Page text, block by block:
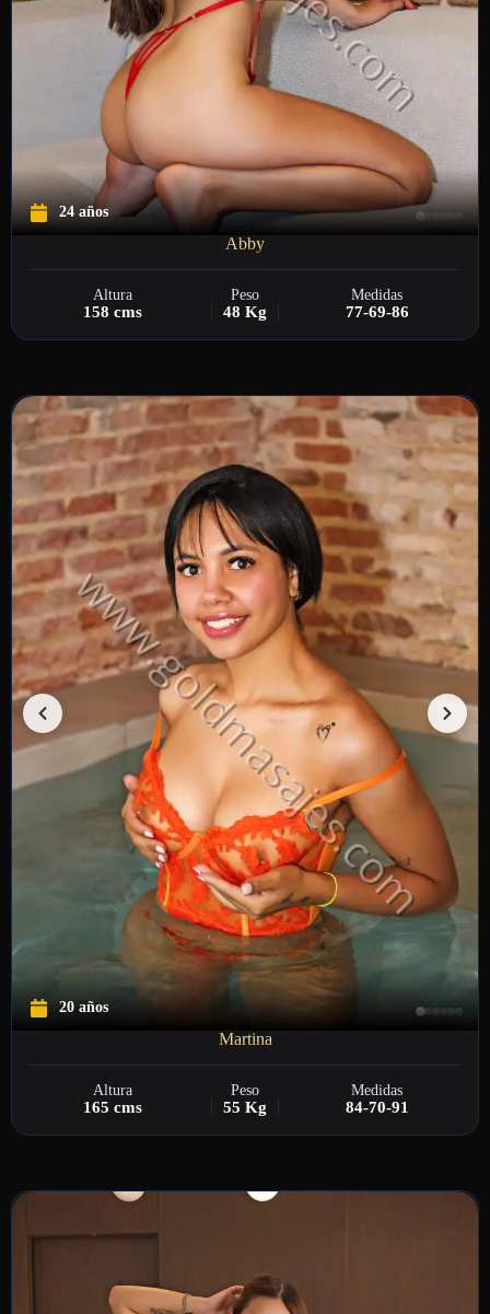
24 años
Abby
Altura Peso Medidas
158 cms 48 Kg 77-69-86
20 años
Martina
Altura Peso Medidas
165 cms 55 Kg 84-70-91